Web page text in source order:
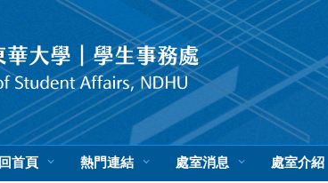
回首頁 熱門連結 處室消息 處室介紹